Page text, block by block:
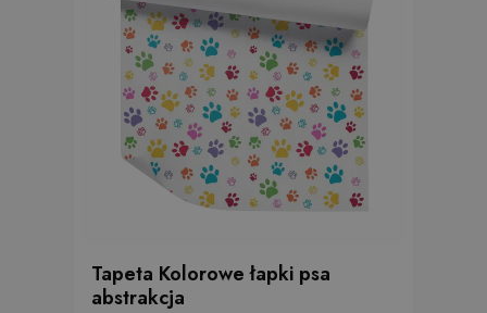
Tapeta Kolorowe łapki psa
abstrakcja